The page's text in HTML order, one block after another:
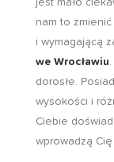
jest mało
nam to
i wymagającą
we Wrocławiu
dorosłe.
wysokości i
Ciebie
wprowadzą